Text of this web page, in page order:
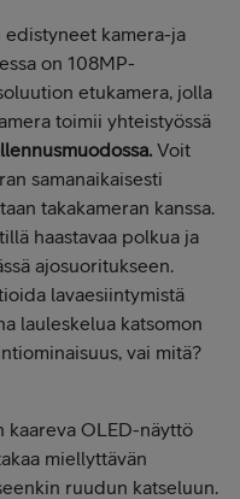
kamera-ja
on 108MP-
etukamera, jolla
toimii yhteistyössä
Voit
samanaikaisesti
takakameran kanssa.
haastavaa polkua ja
ajosuoritukseen.
lavaesiintymistä
lauleskelua katsomon
vai mitä?
kaareva OLED-näyttö
miellyttävän
ruudun katseluun.